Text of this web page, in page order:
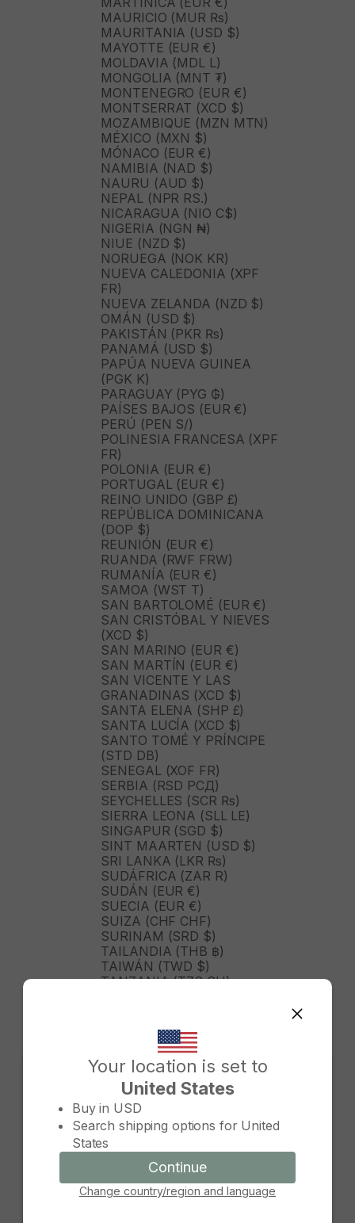
Your location is set to
United States
Buy in USD
Search shipping options for United
States
Continue
Change country/region and language
Change country/region
Continue
Cancel
MAURICIO (MUR ₨)
MAURITANIA (USD $)
MAYOTTE (EUR €)
MOLDAVIA (MDL L)
MONGOLIA (MNT ₮)
MONTENEGRO (EUR €)
MONTSERRAT (XCD $)
MOZAMBIQUE (MZN MTN)
MÉXICO (MXN $)
MÓNACO (EUR €)
NAMIBIA (NAD $)
NAURU (AUD $)
NEPAL (NPR RS.)
NICARAGUA (NIO C$)
NIGERIA (NGN ₦)
NIUE (NZD $)
NORUEGA (NOK KR)
NUEVA CALEDONIA (XPF
FR)
NUEVA ZELANDA (NZD $)
OMÁN (USD $)
PAKISTÁN (PKR ₨)
PANAMÁ (USD $)
PAPÚA NUEVA GUINEA
(PGK K)
PARAGUAY (PYG ₲)
PAÍSES BAJOS (EUR €)
PERÚ (PEN S/)
POLINESIA FRANCESA (XPF
FR)
POLONIA (EUR €)
PORTUGAL (EUR €)
REINO UNIDO (GBP £)
REPÚBLICA DOMINICANA
(DOP $)
REUNIÓN (EUR €)
RUANDA (RWF FRW)
RUMANÍA (EUR €)
SAMOA (WST T)
SAN BARTOLOMÉ (EUR €)
SAN CRISTÓBAL Y NIEVES
(XCD $)
SAN MARINO (EUR €)
SAN MARTÍN (EUR €)
SAN VICENTE Y LAS
GRANADINAS (XCD $)
SANTA ELENA (SHP £)
SANTA LUCÍA (XCD $)
SANTO TOMÉ Y PRÍNCIPE
(STD DB)
SENEGAL (XOF FR)
SERBIA (RSD РСД)
SEYCHELLES (SCR ₨)
SIERRA LEONA (SLL LE)
SINGAPUR (SGD $)
SINT MAARTEN (USD $)
SRI LANKA (LKR ₨)
SUDÁFRICA (ZAR R)
SUDÁN (EUR €)
SUECIA (EUR €)
SUIZA (CHF CHF)
SURINAM (SRD $)
TAILANDIA (THB ฿)
TAIWÁN (TWD $)
TANZANIA (TZS SH)
TONGA (TOP T$)
TRINIDAD Y TOBAGO (TTD
TURKMENISTÁN (USD $)
TURQUÍA (TRY ₺)
TUVALU (AUD $)
TÚNEZ (USD $)
UGANDA (UGX USH)
URUGUAY (UYU $U)
UZBEKISTÁN (UZS SO'M)
VANUATU (VUV VT)
VENEZUELA (USD $)